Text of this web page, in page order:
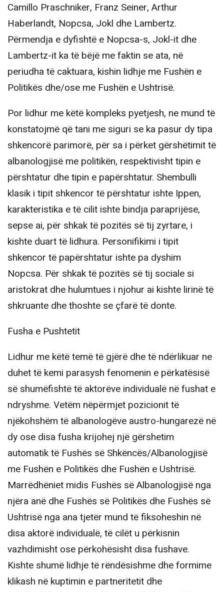
Camillo Praschniker, Franz Seiner, Arthur
Haberlandt, Nopcsa, Jokl dhe Lambertz.
Përmendja e dyfishtë e Nopcsa-s, Jokl-it dhe
Lambertz-it ka të bëjë me faktin se ata, në
periudha të caktuara, kishin lidhje me Fushën e
Politikës dhe/ose me Fushën e Ushtrisë.
Por lidhur me këtë kompleks pyetjesh, ne mund të
konstatojmë që tani me siguri se ka pasur dy tipa
shkencorë parimorë, për sa i përket gërshëtimit të
albanologjisë me politikën, respektivisht tipin e
përshtatur dhe tipin e papërshtatur. Shembulli
klasik i tipit shkencor të përshtatur ishte Ippen,
karakteristika e të cilit ishte bindja paraprijëse,
sepse ai, për shkak të pozitës së tij zyrtare, i
kishte duart të lidhura. Personifikimi i tipit
shkencor të papërshtatur ishte pa dyshim
Nopcsa. Për shkak të pozitës së tij sociale si
aristokrat dhe hulumtues i njohur ai kishte lirinë të
shkruante dhe thoshte se çfarë të donte.
Fusha e Pushtetit
Lidhur me këtë temë të gjërë dhe të ndërlikuar ne
duhet të kemi parasysh fenomenin e përkatësisë
së shumëfishtë të aktorëve individualë në fushat e
ndryshme. Vetëm nëpërmjet pozicionit të
njëkohshëm të albanologëve austro-hungarezë në
dy ose disa fusha krijohej një gërshetim
automatik të Fushës së Shkëncës/Albanologjisë
me Fushën e Politikës dhe Fushën e Ushtrisë.
Marrëdhëniet midis Fushës së Albanologjisë nga
njëra anë dhe Fushës së Politikës dhe Fushës së
Ushtrisë nga ana tjetër mund të fiksoheshin në
disa aktorë individualë, të cilët u përkisnin
vazhdimisht ose përkohësisht disa fushave.
Kishte shumë lidhje të rëndësishme dhe formime
klikash në kuptimin e partneritetit dhe